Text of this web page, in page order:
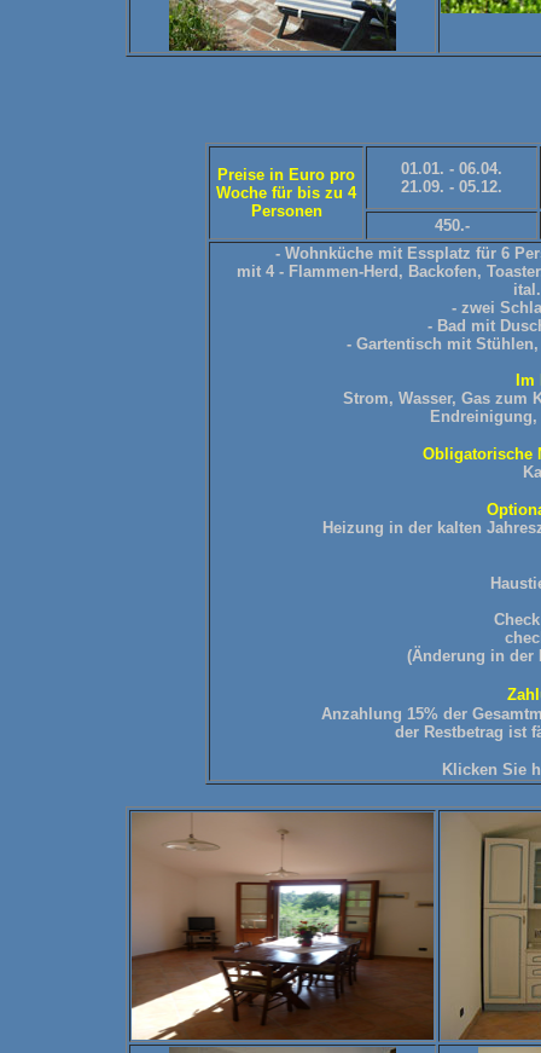
Preise in Euro pro
Woche für bis zu 4
Personen
01.01. - 06.04.
21.09. - 05.12.
450.-
- Wohnküche mit Essplatz für 6
mit 4 - Flammen-Herd, Backofen,
- zwei
- Bad mit
- Gartentisch mit
Strom, Wasser, Gas zum
Endreinigung,
Obligatorische
Heizung in der kalten
(Änderung in der
Anzahlung 15% der
der Restbetrag ist
Klicken Sie